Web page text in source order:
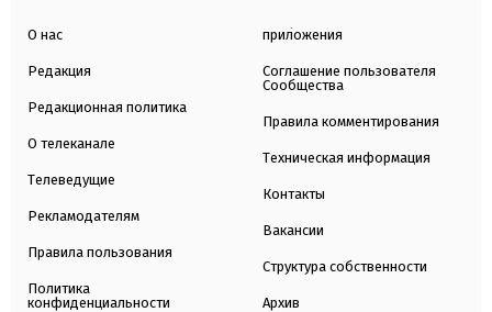
О нас
Редакция
Редакционная политика
О телеканале
Телеведущие
Рекламодателям
Правила пользования
Политика
конфиденциальности
приложения
Соглашение пользователя
Сообщества
Правила комментирования
Техническая информация
Контакты
Вакансии
Структура собственности
Архив